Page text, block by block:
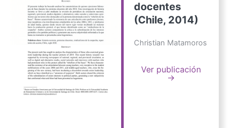
docentes
(Chile, 2014)
Christian Matamoros
Ver publicación
→